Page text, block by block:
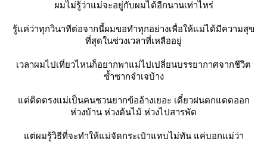
ผมไม่รู้ว่าแม่จะอยู่กับผมได้อีกนานเท่าไหร่
รู้แค่ว่าทุกวินาทีต่อจากนี้ผมขอทำทุกอย่างเพื่อให้แม่ได้มีความสุข
ที่สุดในช่วงเวลาที่เหลืออยู่
เวลาผมไปเที่ยวไหนก็อยากพาแม่ไปเปลี่ยนบรรยากาศจากชีวิต
ซ้ำซากจำเจบ้าง
ต่ติดตรงแม่เป็นคนชวนยากข้ออ้างเยอะ เดี๋ยวฝนตกแดดออก
ห่วงบ้าน ห่วงต้นไม้ ห่วงไปสารพัด
ต่ผมรู้วิธีที่จะทำให้แม่จัดกระเป๋าแทบไม่ทัน แค่บอกแม่ว่า